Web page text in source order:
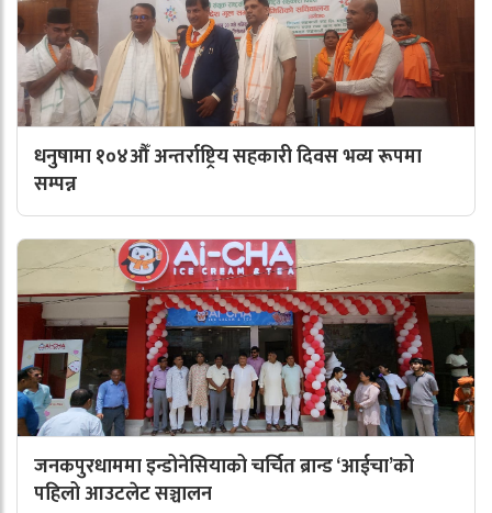
धनुषामा १०४औँ अन्तर्राष्ट्रिय सहकारी दिवस भव्य रूपमा
सम्पन्न
जनकपुरधाममा इन्डोनेसियाको चर्चित ब्रान्ड ‘आईचा’को
पहिलो आउटलेट सञ्चालन